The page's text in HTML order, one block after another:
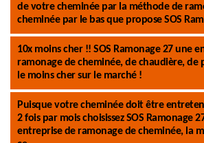
de votre cheminée par la méthode de
cheminée par le bas que propose SOS
10x moins cher !! SOS Ramonage 27 une
ramonage de cheminée, de chaudière, de
le moins cher sur le marché !
Puisque votre cheminée doit être
2 fois par mois choisissez SOS Ramonage
entreprise de ramonage de cheminée, la